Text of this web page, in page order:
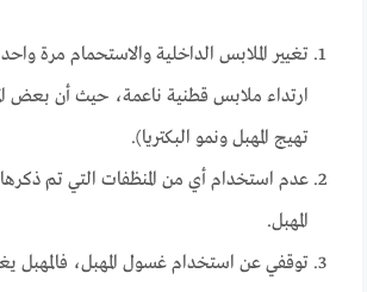
تغيير الملابس الداخلية والاستحمام مرة
ارتداء ملابس قطنية ناعمة، حيث أن بعض
تهيج المهبل ونمو البكتريا).
عدم استخدام أي من المنظفات التي تم ذكرها
المهبل.
توقفي عن استخدام غسول المهبل، فالمهبل